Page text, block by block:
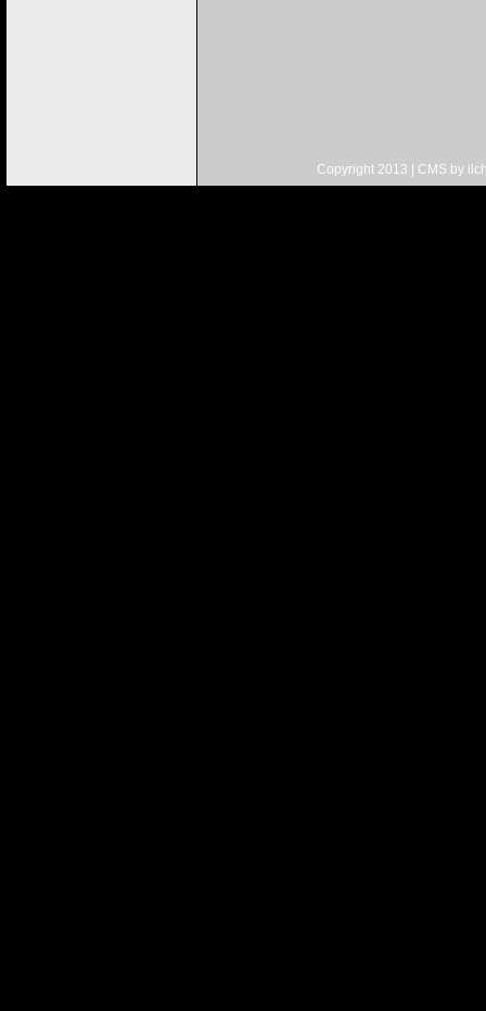
Copyright 2013 | CMS by